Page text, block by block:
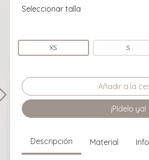
Seleccionar talla
XS S
¡Pídelo ya!
Descripción Material